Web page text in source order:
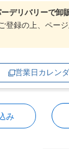
デリバリーで卸
登録の上、ペー
営業日カレン
み